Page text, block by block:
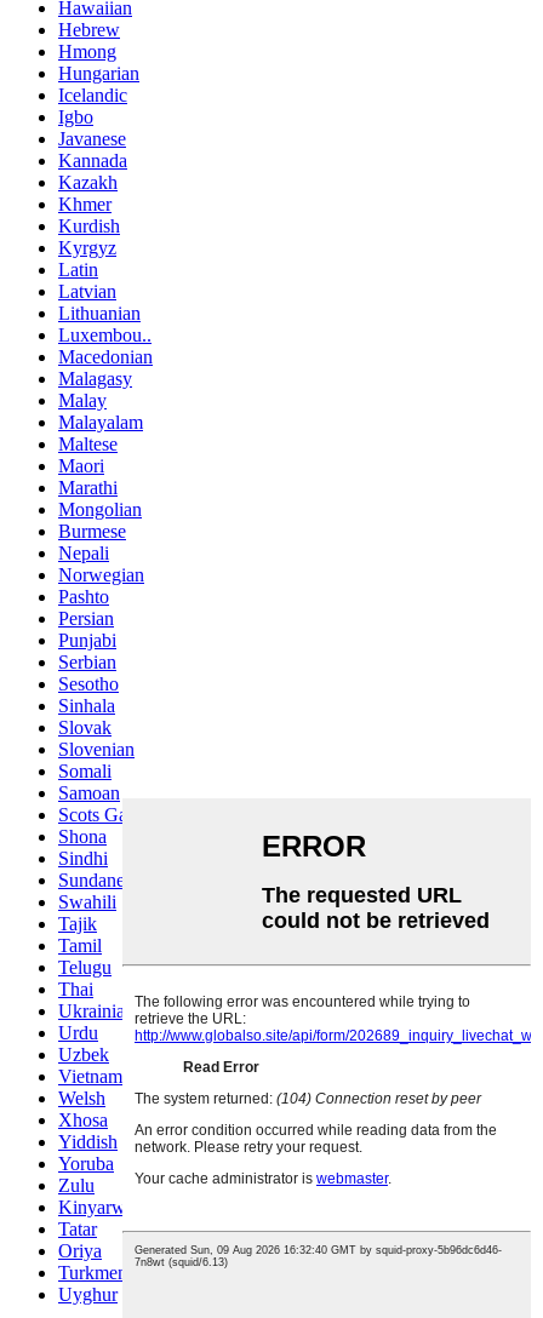
Hawaiian
Hebrew
Hmong
Hungarian
Icelandic
Igbo
Javanese
Kannada
Kazakh
Khmer
Kurdish
Kyrgyz
Latin
Latvian
Lithuanian
Luxembou..
Macedonian
Malagasy
Malay
Malayalam
Maltese
Maori
Marathi
Mongolian
Burmese
Nepali
Norwegian
Pashto
Persian
Punjabi
Serbian
Sesotho
Sinhala
Slovak
Slovenian
Somali
Samoan
Scots Gaelic
Shona
Sindhi
Sundanese
Swahili
Tajik
Tamil
Telugu
Thai
Ukrainian
Urdu
Uzbek
Vietnamese
Welsh
Xhosa
Yiddish
Yoruba
Zulu
Kinyarwanda
Tatar
Oriya
Turkmen
Uyghur